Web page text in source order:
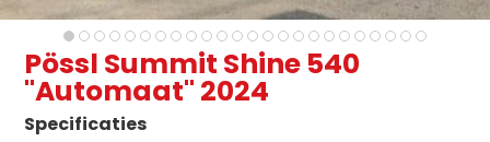
Pössl Summit Shine 540
"Automaat" 2024
Specificaties